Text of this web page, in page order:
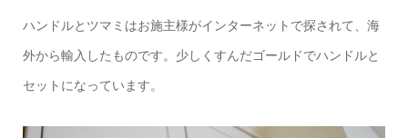
ハンドルとツマミはお施主様がインターネットで探されて、海
外から輸入したものです。少しくすんだゴールドでハンドルと
セットになっています。